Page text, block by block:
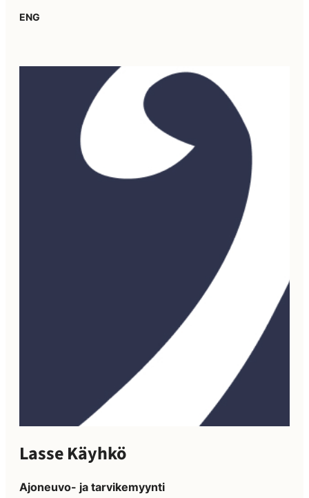
ENG
Lasse Käyhkö
Ajoneuvo- ja tarvikemyynti